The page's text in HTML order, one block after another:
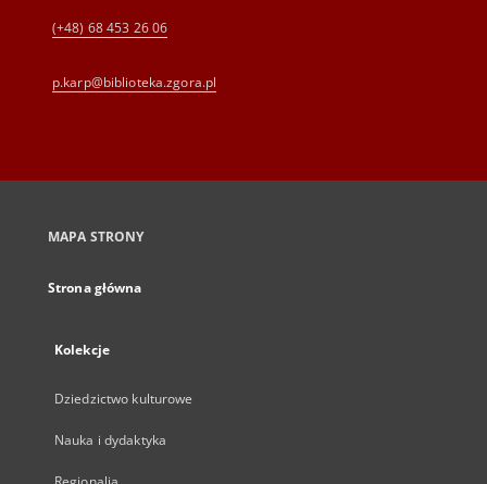
(+48) 68 453 26 06
p.karp@biblioteka.zgora.pl
MAPA STRONY
Strona główna
Kolekcje
Dziedzictwo kulturowe
Nauka i dydaktyka